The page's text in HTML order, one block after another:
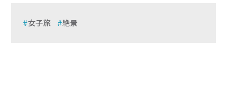
女子旅 絶景